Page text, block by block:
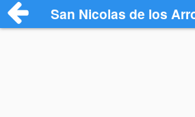
San Nicolas de los